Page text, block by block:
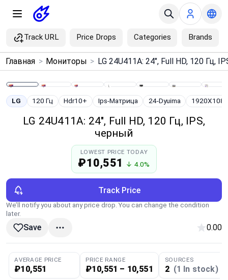
Track URL Price Drops Categories Brands
Menu ×
Home
Search
Categories
Brands
Global Price Tracker
Blog
Главная > Мониторы >
LG 120 Гц Hdr10+ Ips-Матрица 24-Dyuima 1920X1080
LG 24U411A: 24", Full HD, 120 Гц, IPS,
черный
LOWEST PRICE TODAY
₽10,551 ↓ 4.0%
Track Price
We’ll notify you about any price drop. You can change the condition
later.
Save 0.00
AVERAGE PRICE
₽10,551
PRICE RANGE
₽10,551 – 10,551
SOURCES
2 (1 In stock)